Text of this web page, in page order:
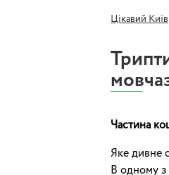
Цікавий Київ
Частина
Яке дивне
В одному з